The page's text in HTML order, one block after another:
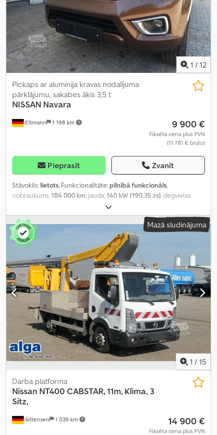
1 / 12
Eltmann 1 198 km
Pickaps ar alumīnija kravas nodalījuma
pārklājumu, sakabes āķis 3,5 t
NISSAN Navara
9 900 €
Fiksēta cena plus PVN
(11 781 € bruto)
Pieprasīt Zvanīt
Stāvoklis: lietots, Funkcionalitāte: pilnībā funkcionāls,
nobraukums:184 000 km, jauda:140 kW (190,35 zs), degvielas
, pārnesuma veids:
konfigurācija:4x4, kopējais svars:2 065 kg, tukšais svars:2 065 kg,
pirmā reģistrācija:06/2018, nākamā pārbaude (TÜV):12/2026,
emisijas klase:
, piekares sistēma:
izmērs:
, sēdvietu skaits:5, iepriekšējo īpašnieku skaits:
, Ražošanas gads:2018, iekārtas/transportlīdzekļa numurs:
VSSKCTND23U0098078
, Aprīkojums:diferenciāļa bloķētājs,
gaisa spilvens, kravas automašīnas reģistrācija, kvēpu filtrs,
navigācijas sistēma, pilnpiedziņa, vissezonu riepas,
Mazā sludinājuma
1 / 15
Sittensen 1 039 km
Darba platforma
Nissan NT400 CABSTAR, 11m, Klima, 3
Sitz,
14 900 €
Fiksēta cena plus PVN